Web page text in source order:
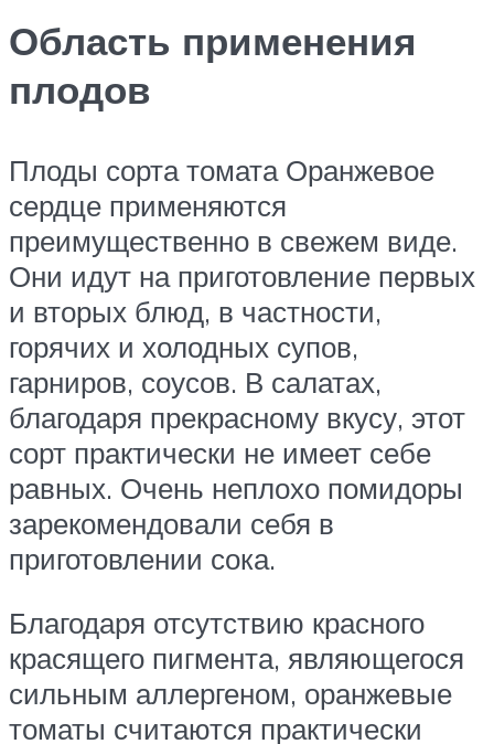
Область применения
плодов
Плоды сорта томата Оранжевое
сердце применяются
преимущественно в свежем виде.
Они идут на приготовление первых
и вторых блюд, в частности,
горячих и холодных супов,
гарниров, соусов. В салатах,
благодаря прекрасному вкусу, этот
сорт практически не имеет себе
равных. Очень неплохо помидоры
зарекомендовали себя в
приготовлении сока.
Благодаря отсутствию красного
красящего пигмента, являющегося
сильным аллергеном, оранжевые
томаты считаются практически